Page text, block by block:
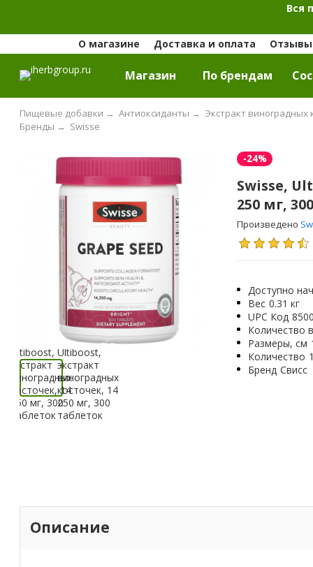
Вся
О магазине Доставка и оплата Отзывы
Магазин По брендам
Пищевые добавки → Антиоксиданты → Экстракт виноградных
Swisse
Бренды →
-24%
Swisse,
250 мг,
Произведено
Доступно
Вес 0.31 кг
UPC Код
Количество
Размеры, см
Количество
Бренд Свисс
Описание